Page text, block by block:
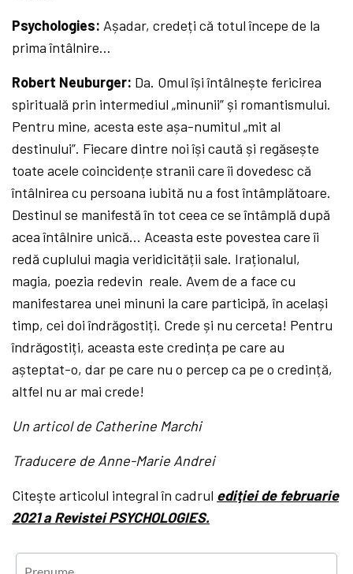
Psychologies: Așadar, credeți că totul începe de la
prima întâlnire…
Robert Neuburger: Da. Omul își întâlnește fericirea
spirituală prin intermediul „minunii” și romantismului.
Pentru mine, acesta este așa-numitul „mit al
destinului”. Fiecare dintre noi își caută și regăsește
toate acele coincidențe stranii care îi dovedesc că
întâlnirea cu persoana iubită nu a fost întâmplătoare.
Destinul se manifestă în tot ceea ce se întâmplă după
acea întâlnire unică… Aceasta este povestea care îi
redă cuplului magia veridicității sale. Iraționalul,
magia, poezia redevin reale. Avem de a face cu
manifestarea unei minuni la care participă, în același
timp, cei doi îndrăgostiți. Crede și nu cerceta! Pentru
îndrăgostiți, aceasta este credința pe care au
așteptat-o, dar pe care nu o percep ca pe o credință,
altfel nu ar mai crede!
Un articol de Catherine Marchi
Traducere de Anne-Marie Andrei
Citeşte articolul integral în cadrul ediţiei de februarie
2021 a Revistei PSYCHOLOGIES.